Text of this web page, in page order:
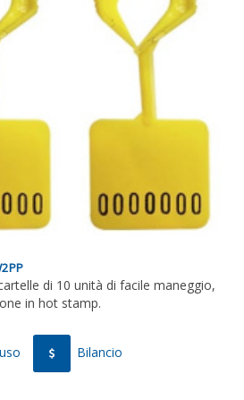
di 10 unità di facile maneggio,
in hot stamp.
Bilancio